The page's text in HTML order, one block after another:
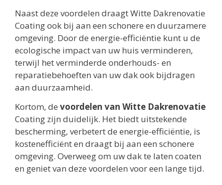
Naast deze voordelen draagt Witte Dakrenovatie
Coating ook bij aan een schonere en duurzamere
omgeving. Door de energie-efficiëntie kunt u de
ecologische impact van uw huis verminderen,
terwijl het verminderde onderhouds- en
reparatiebehoeften van uw dak ook bijdragen
aan duurzaamheid.
Kortom, de voordelen van Witte Dakrenovatie
Coating zijn duidelijk. Het biedt uitstekende
bescherming, verbetert de energie-efficiëntie, is
kostenefficiënt en draagt bij aan een schonere
omgeving. Overweeg om uw dak te laten coaten
en geniet van deze voordelen voor een lange tijd.